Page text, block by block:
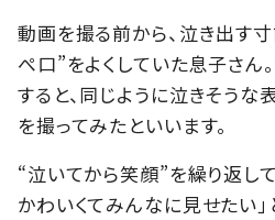
動画を撮る前から、泣き出す
ぺ口”をよくしていた息子さん
すると、同じように泣きそうな
を撮ってみたといいます。
“泣いてから笑顔”を繰り返し
かわいくてみんなに見せたい